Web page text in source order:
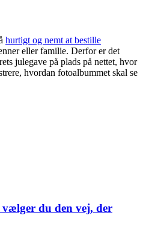
hurtigt og nemt at bestille
eller familie. Derfor er det
julegave på plads på nettet, hvor
hvordan fotoalbummet skal se
du den vej, der